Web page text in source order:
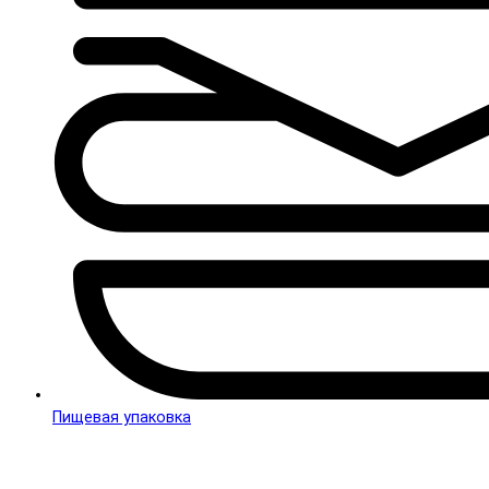
Пищевая упаковка